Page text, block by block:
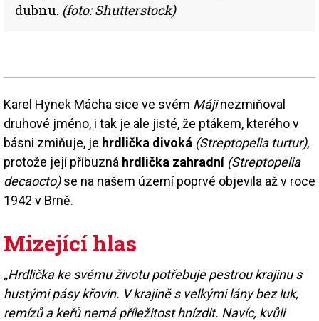
dubnu. (foto: Shutterstock)
Karel Hynek Mácha sice ve svém Májinezmiňoval
druhové jméno, i tak je ale jisté, že ptákem, kterého v
básni zmiňuje, je hrdlička divoká (Streptopelia turtur),
protože její příbuzná hrdlička zahradní (Streptopelia
decaocto)se na našem území poprvé objevila až v roce
1942 v Brně.
Mizející hlas
„Hrdlička ke svému životu potřebuje pestrou krajinu s
hustými pásy křovin. V krajině s velkými lány bez luk,
remízů a keřů nemá příležitost hnízdit. Navíc, kvůli